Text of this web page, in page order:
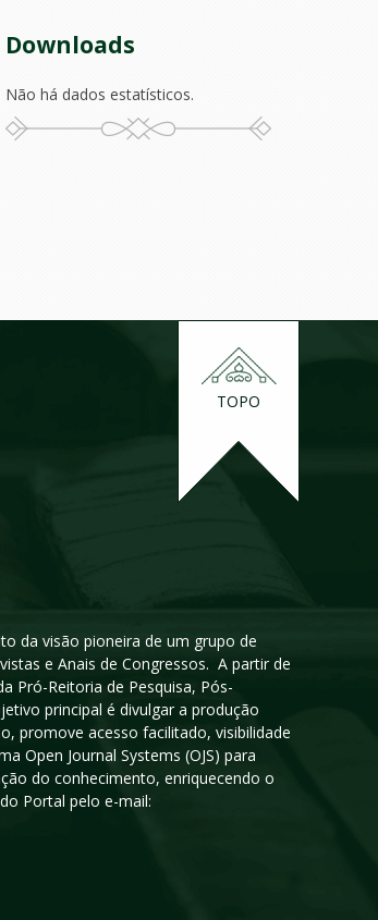
Downloads
Não há dados estatísticos.
TOPO
da visão pioneira de um grupo de
e Anais de Congressos. A partir de
Pró-Reitoria de Pesquisa, Pós-
principal é divulgar a produção
promove acesso facilitado, visibilidade
Open Journal Systems (OJS) para
do conhecimento, enriquecendo o
Portal pelo e-mail: